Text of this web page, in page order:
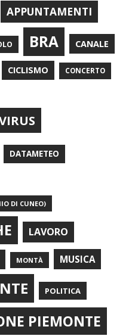
APPUNTAMENTI
BRA CANALE
CICLISMO CONCERTO
DATAMETEO
DI CUNEO)
LAVORO
MONTÀ MUSICA
POLITICA
PIEMONTE